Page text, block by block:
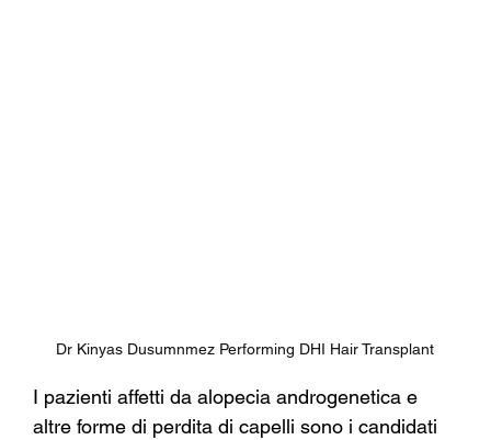
Dr Kinyas Dusumnmez Performing DHI Hair Transplant
I pazienti affetti da alopecia androgenetica e
altre forme di perdita di capelli sono i candidati